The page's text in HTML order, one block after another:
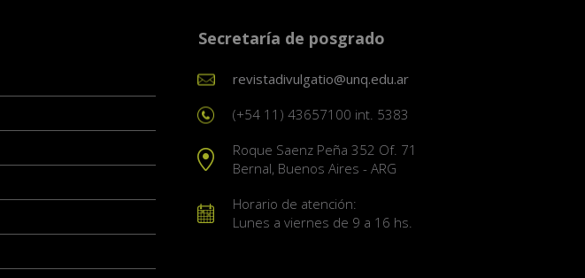
Secretaría de posgrado
revistadivulgatio@unq.edu.ar
(+54 11) 43657100 int. 5383
Roque Saenz Peña 352 Of. 71
Bernal, Buenos Aires - ARG
Horario de atención:
Lunes a viernes de 9 a 16 hs.